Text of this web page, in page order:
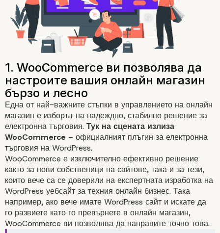
Една от най-важните стъпки в управлението на онлайн
магазин е изборът на надеждно, стабилно решение за
електронна търговия. Тук на сцената излиза
WooCommerce – официалният плъгин за електронна
търговия на WordPress.
WooCommerce е изключително ефективно решение
както за нови собственици на сайтове, така и за тези,
които вече са се доверили на експертната изработка на
WordPress уебсайт за техния онлайн бизнес. Така
например, ако вече имате WordPress сайт и искате да
го развиете като го превърнете в онлайн магазин,
WooCommerce ви позволява да направите точно това.